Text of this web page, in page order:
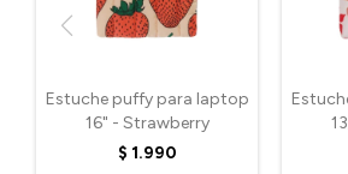
Estuche puffy para laptop
16" - Strawberry
$ 1.990